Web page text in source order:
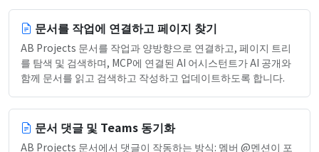
문서를 작업에 연결하고 페이지 찾기
AB Projects 문서를 작업과 양방향으로 연결하고, 페이지 트리
를 탐색 및 검색하며, MCP에 연결된 AI 어시스턴트가 AI 공개와
함께 문서를 읽고 검색하고 작성하고 업데이트하도록 합니다.
문서 댓글 및 Teams 동기화
AB Projects 문서에서 댓글이 작동하는 방식: 멤버 @멘션이 포